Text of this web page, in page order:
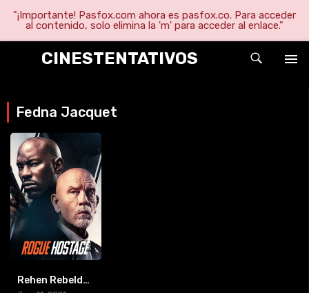
"¡Importante! Pasfox.com ahora es pasfox.co. Para acceder
al contenido, solo elimina la 'm' para acceder al enlace."
CINESTENTATIVOS
Fedna Jacquet
Rehen Rebelde (Rogue Hostage)